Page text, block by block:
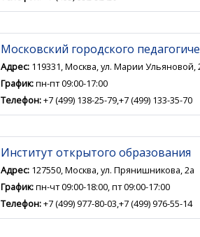
Московский городского
Адрес: 119331, Москва, ул. Марии Ульяновой,
График:пн-пт 09:00-17:00
Телефон:+7 (499) 138-25-79,+7 (499) 133-35-70
Институт открытого образования
Адрес: 127550, Москва, ул. Прянишникова, 2а
График:пн-чт 09:00-18:00, пт 09:00-17:00
Телефон:+7 (499) 977-80-03,+7 (499) 976-55-14